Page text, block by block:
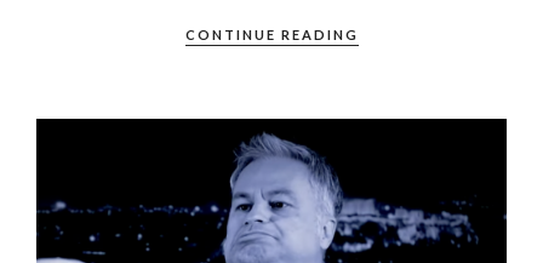
CONTINUE READING